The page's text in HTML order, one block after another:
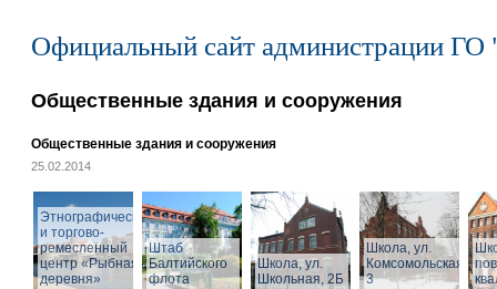
Официальный сайт администрации ГО
Общественные здания и сооружения
Общественные здания и сооружения
25.02.2014
Этнографический
и торгово-
ремесленный
центр «Рыбная
деревня»
Штаб
Балтийского
флота
Школа, ул.
Школьная, 2Б
Школа, ул.
Комсомольская,
3